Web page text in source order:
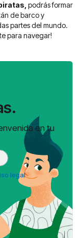
podrás formar
de barco y
partes del mundo.
para navegar!
en tu
legal